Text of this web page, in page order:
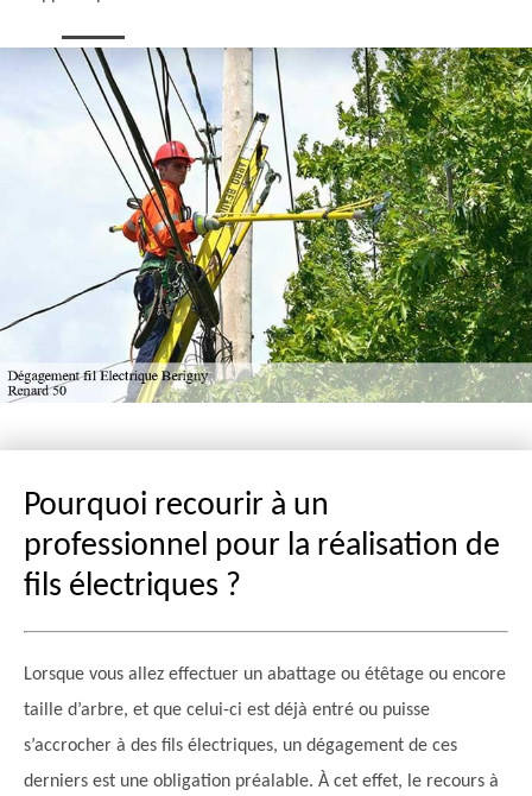
Pourquoi recourir à un
professionnel pour la réalisation de
fils électriques ?
Lorsque vous allez effectuer un abattage ou étêtage ou encore
taille d’arbre, et que celui-ci est déjà entré ou puisse
s’accrocher à des fils électriques, un dégagement de ces
derniers est une obligation préalable. À cet effet, le recours à